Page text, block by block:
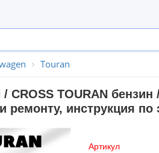
Touran
/ CROSS TOURAN
ремонту, инструкция
Артикул